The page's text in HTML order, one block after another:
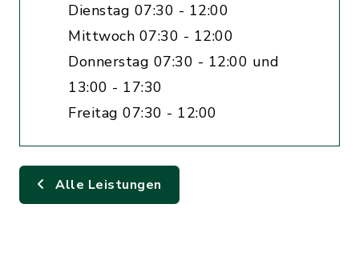
Dienstag 07:30 - 12:00
Mittwoch 07:30 - 12:00
Donnerstag 07:30 - 12:00 und
13:00 - 17:30
Freitag 07:30 - 12:00
Alle Leistungen